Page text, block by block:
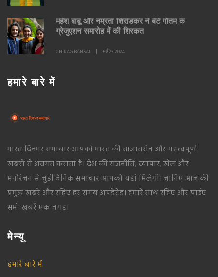
महेश बाबू और नम्रता शिरोडकर ने बेटे गौतम के
ग्रेजुएशन समारोह में की शिरकत
CHIRAG BANSAL मई 27 2024
हमारे बारे में
भारत दिनभर समाचार आपको भारत की ताजातरीन और महत्वपूर्ण
खबरों से अवगत कराता है। देश की राजनीति, व्यापार, खेल और
मनोरंजन से जुड़ी दैनिक समाचार आपको यहां मिलेंगी। जानिए आज की
प्रमुख खबरें और रहिए हर समय अपडेटेड। हमारे साथ रहिए और पाईए
सभी खबरें एक जगह।
मेन्यू
हमारे बारे में